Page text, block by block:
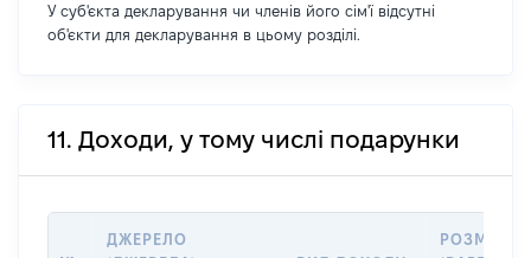
У суб'єкта декларування чи членів його сім'ї відсутні
об'єкти для декларування в цьому розділі.
11. Доходи, у тому числі подарунки
ДЖЕРЕЛО
РОЗМІР